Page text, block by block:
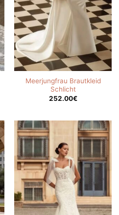
Meerjungfrau Brautkleid
Schlicht
252.00€